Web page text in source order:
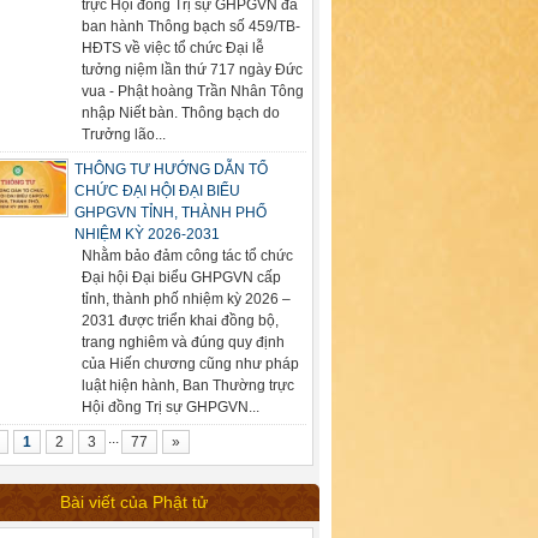
trực Hội đồng Trị sự GHPGVN đã
ban hành Thông bạch số 459/TB-
HĐTS về việc tổ chức Đại lễ
tưởng niệm lần thứ 717 ngày Đức
vua - Phật hoàng Trần Nhân Tông
nhập Niết bàn. Thông bạch do
Trưởng lão...
THÔNG TƯ HƯỚNG DẪN TỔ
CHỨC ĐẠI HỘI ĐẠI BIỂU
GHPGVN TỈNH, THÀNH PHỐ
NHIỆM KỲ 2026-2031
Nhằm bảo đảm công tác tổ chức
Đại hội Đại biểu GHPGVN cấp
tỉnh, thành phố nhiệm kỳ 2026 –
2031 được triển khai đồng bộ,
trang nghiêm và đúng quy định
của Hiến chương cũng như pháp
luật hiện hành, Ban Thường trực
Hội đồng Trị sự GHPGVN...
1 2 3 ... 77 »
Bài viết của Phật tử